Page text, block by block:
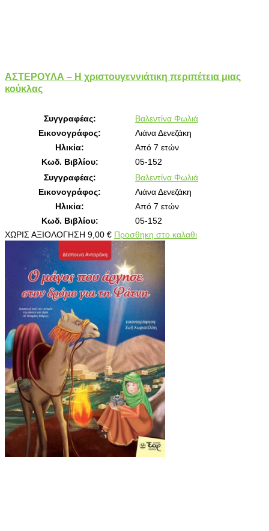
ΑΣΤΕΡΟΥΛΑ – Η χριστουγεννιάτικη περιπέτεια μιας
κούκλας
Συγγραφέας:
Βαλεντίνα Φωλιά
Εικονογράφος:
Λιάνα Δενεζάκη
Ηλικία:
Από 7 ετών
Κωδ. Βιβλίου:
05-152
Συγγραφέας:
Βαλεντίνα Φωλιά
Εικονογράφος:
Λιάνα Δενεζάκη
Ηλικία:
Από 7 ετών
Κωδ. Βιβλίου:
05-152
ΧΩΡΙΣ ΑΞΙΟΛΟΓΗΣΗ 9,00 € Προσθηκη στο καλαθι